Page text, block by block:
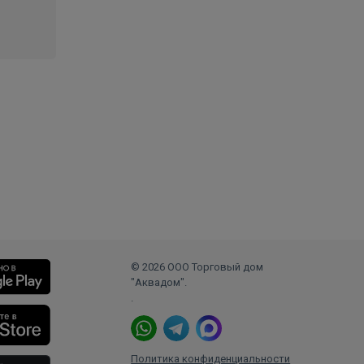
© 2026 ООО Торговый дом
"Аквадом".
.
Политика конфиденциальности